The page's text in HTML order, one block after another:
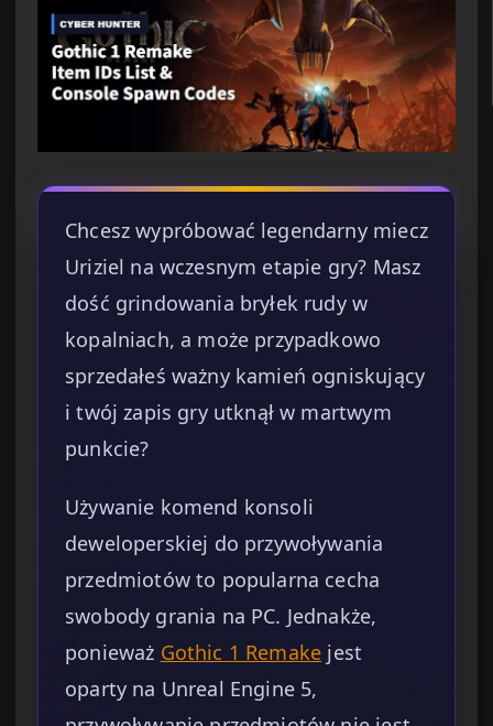
Chcesz wypróbować legendarny miecz
Uriziel na wczesnym etapie gry? Masz
dość grindowania bryłek rudy w
kopalniach, a może przypadkowo
sprzedałeś ważny kamień ogniskujący
i twój zapis gry utknął w martwym
punkcie?
Używanie komend konsoli
deweloperskiej do przywoływania
przedmiotów to popularna cecha
swobody grania na PC. Jednakże,
ponieważ Gothic 1 Remake jest
oparty na Unreal Engine 5,